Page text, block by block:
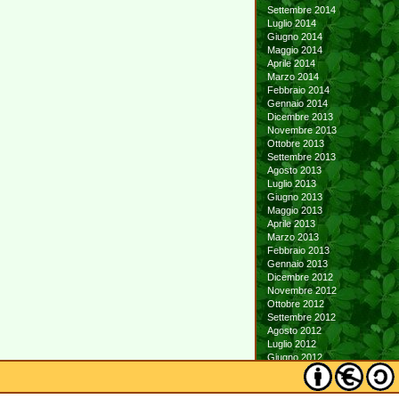
Settembre 2014
Luglio 2014
Giugno 2014
Maggio 2014
Aprile 2014
Marzo 2014
Febbraio 2014
Gennaio 2014
Dicembre 2013
Novembre 2013
Ottobre 2013
Settembre 2013
Agosto 2013
Luglio 2013
Giugno 2013
Maggio 2013
Aprile 2013
Marzo 2013
Febbraio 2013
Gennaio 2013
Dicembre 2012
Novembre 2012
Ottobre 2012
Settembre 2012
Agosto 2012
Luglio 2012
Giugno 2012
Maggio 2012
Aprile 2012